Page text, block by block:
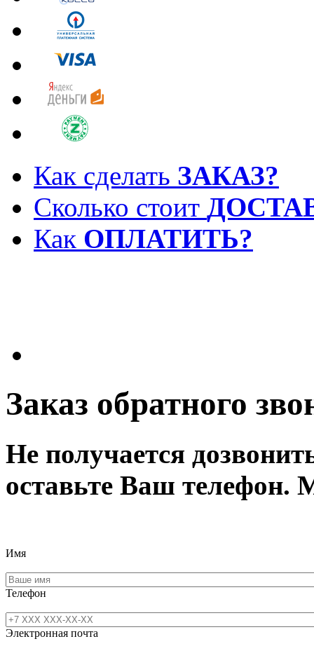
Как сделать ЗАКАЗ?
Сколько стоит
Как ОПЛАТИТЬ?
Заказ обратного
Не получается
оставьте Ваш
Имя
Телефон
Электронная почта